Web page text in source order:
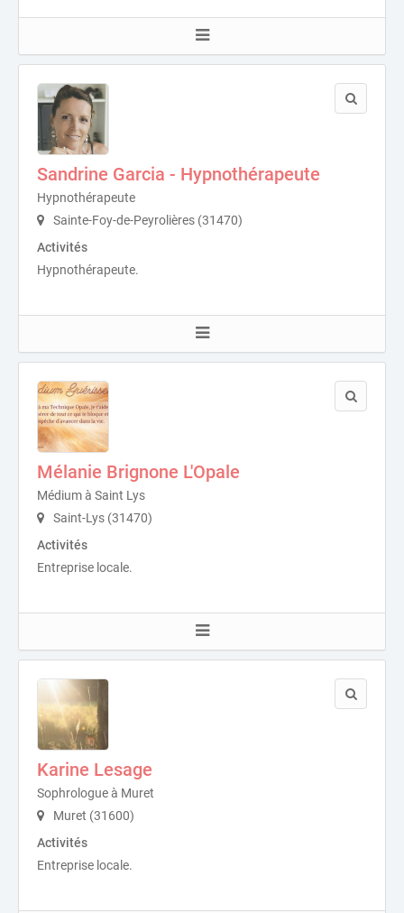
Sandrine Garcia - Hypnothérapeute
Hypnothérapeute
Sainte-Foy-de-Peyrolières (31470)
Activités
Hypnothérapeute.
Mélanie Brignone L'Opale
Médium à Saint Lys
Saint-Lys (31470)
Activités
Entreprise locale.
Karine Lesage
Sophrologue à Muret
Muret (31600)
Activités
Entreprise locale.